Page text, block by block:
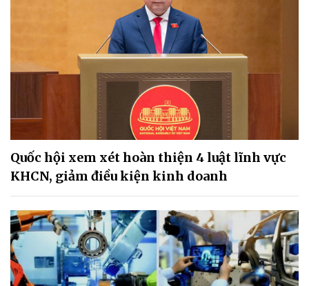
Quốc hội xem xét hoàn thiện 4 luật lĩnh vực
KHCN, giảm điều kiện kinh doanh